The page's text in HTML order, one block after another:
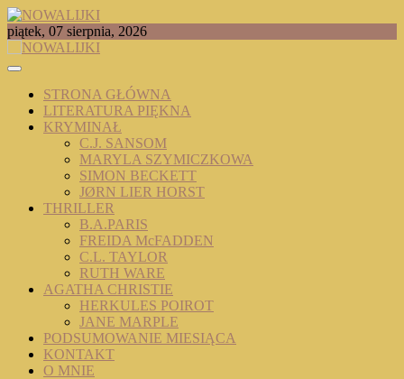
Skip
to
content
NOWALIJKI
TOMASZ RADOCHOŃSKI PISZE O KSIĄŻKACH
piątek, 07 sierpnia, 2026
STRONA GŁÓWNA
LITERATURA PIĘKNA
KRYMINAŁ
C.J. SANSOM
MARYLA SZYMICZKOWA
SIMON BECKETT
JØRN LIER HORST
THRILLER
B.A.PARIS
FREIDA McFADDEN
C.L. TAYLOR
RUTH WARE
AGATHA CHRISTIE
HERKULES POIROT
JANE MARPLE
PODSUMOWANIE MIESIĄCA
KONTAKT
O MNIE